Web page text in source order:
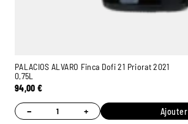
PALACIOS ALVARO Finca Dofi 21 Priorat 2021
0,75L
94,00€
− + Ajouter